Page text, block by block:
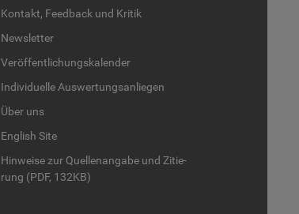
Kon­takt, Feed­back und Kri­tik
News­let­ter
Ver­öf­fent­li­chungs­ka­len­der
In­di­vi­du­el­le Aus­wer­tungs­an­lie­gen
Über uns
English Site
Hin­wei­se zur Quel­len­an­ga­be und Zi­tie­
rung (PDF, 132KB)